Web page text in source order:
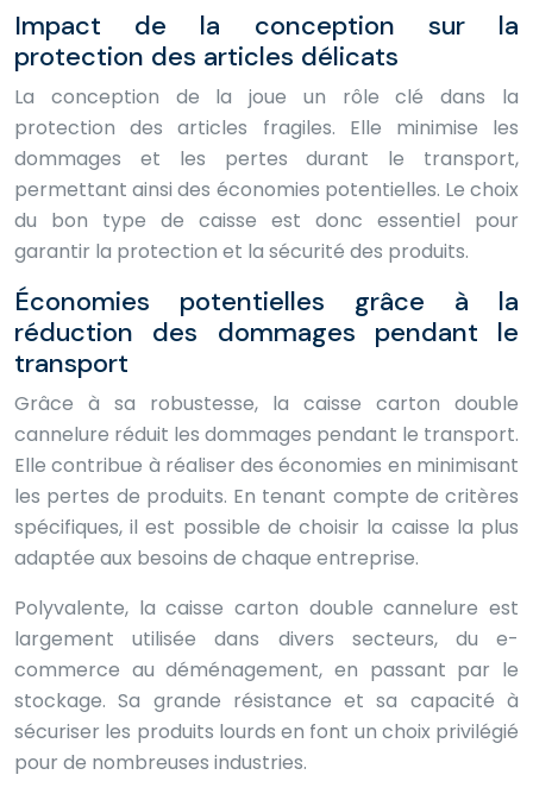
Impact de la conception sur la
protection des articles délicats
La conception de la joue un rôle clé dans la
protection des articles fragiles. Elle minimise les
dommages et les pertes durant le transport,
permettant ainsi des économies potentielles. Le choix
du bon type de caisse est donc essentiel pour
garantir la protection et la sécurité des produits.
Économies potentielles grâce à la
réduction des dommages pendant le
transport
Grâce à sa robustesse, la caisse carton double
cannelure réduit les dommages pendant le transport.
Elle contribue à réaliser des économies en minimisant
les pertes de produits. En tenant compte de critères
spécifiques, il est possible de choisir la caisse la plus
adaptée aux besoins de chaque entreprise.
Polyvalente, la caisse carton double cannelure est
largement utilisée dans divers secteurs, du e-
commerce au déménagement, en passant par le
stockage. Sa grande résistance et sa capacité à
sécuriser les produits lourds en font un choix privilégié
pour de nombreuses industries.